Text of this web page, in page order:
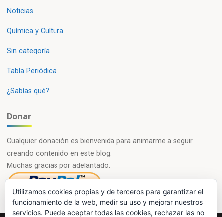
Noticias
Química y Cultura
Sin categoría
Tabla Periódica
¿Sabías qué?
Donar
Cualquier donación es bienvenida para animarme a seguir
creando contenido en este blog.
Muchas gracias por adelantado.
Utilizamos cookies propias y de terceros para garantizar el
funcionamiento de la web, medir su uso y mejorar nuestros
servicios. Puede aceptar todas las cookies, rechazar las no